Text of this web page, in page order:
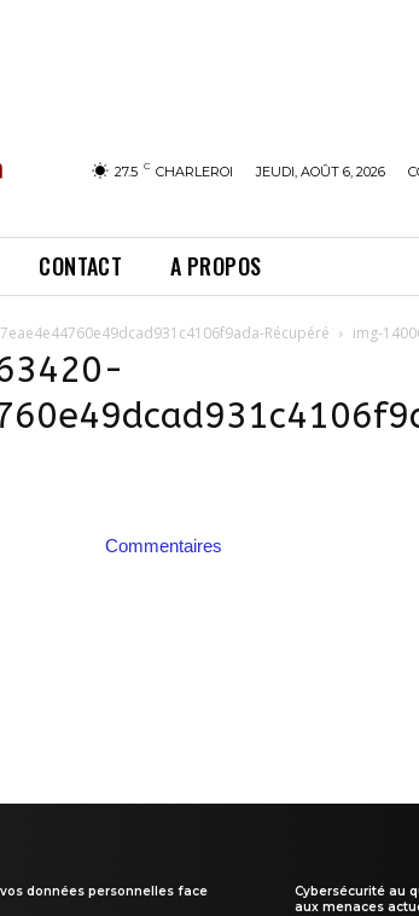
27.5 C CHARLEROI JEUDI, AOÛT 6, 2026
CONTACT A PROPOS
Récupéré img-
Commentaires
données personnelles face
Cybersécurité au
aux menaces